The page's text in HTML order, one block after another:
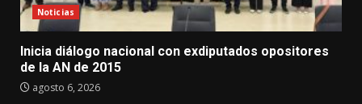
Noticias
Inicia diálogo nacional con exdiputados opositores
de la AN de 2015
agosto 6, 2026